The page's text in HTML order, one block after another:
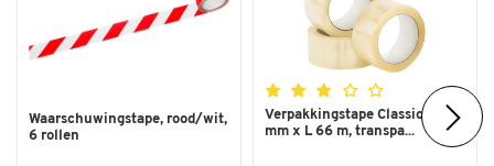
Waarschuwingstape, rood/wit,
6 rollen
Verpakkingstape Classic, B 50
mm x L 66 m, transpa...